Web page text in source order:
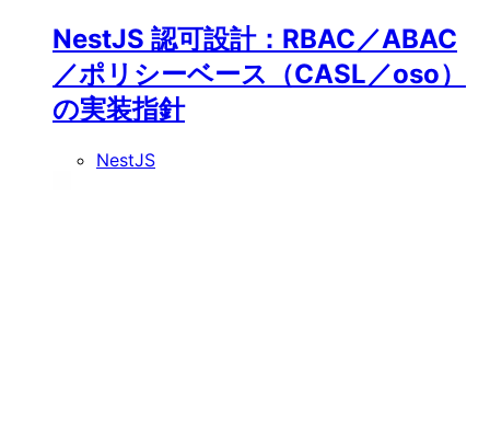
NestJS 認可設計：RBAC／ABAC
／ポリシーベース（CASL／oso）
の実装指針
NestJS